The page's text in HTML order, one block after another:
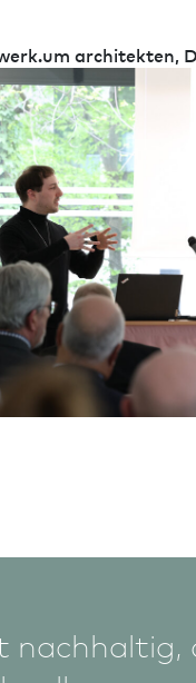
architekten,